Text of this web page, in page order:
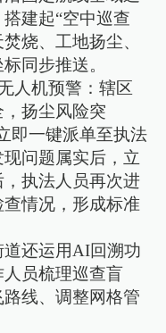
建起“空中巡查
烧、工地扬尘、
同步推送。
人机预警：辖区
扬尘风险突
即一键派单至执法
问题属实后，立
执法人员再次进
情况，形成标准
还运用AI回溯功
员梳理巡查盲
线、调整网格管